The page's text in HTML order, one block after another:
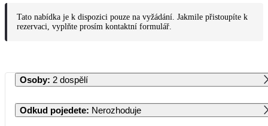
Tato nabídka je k dispozici pouze na vyžádání. Jakmile přistoupíte k
rezervaci, vyplňte prosím kontaktní formulář.
Osoby: 2 dospělí
Odkud pojedete: Nerozhoduje